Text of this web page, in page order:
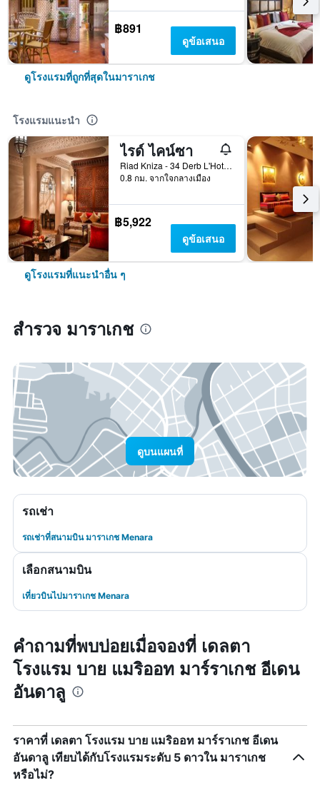
฿891
ดูข้อเสนอ
ดูโรงแรมที่ถูกที่สุดในมาราเกช
โรงแรมแนะนำ
ไรด์ ไคน์ซา
Riad Kniza - 34 Derb L'Hotel, มาราเกช, โมร็อกโก
0.8 กม. จากใจกลางเมือง
฿5,922
ดูข้อเสนอ
ดูโรงแรมที่แนะนำอื่น ๆ
สำรวจ มาราเกช
ดูบนแผนที่
รถเช่า
รถเช่าที่สนามบิน มาราเกช Menara
เลือกสนามบิน
เที่ยวบินไปมาราเกช Menara
คำถามที่พบบ่อยเมื่อจองที่ เดลตา
โรงแรม บาย แมริออท มาร์ราเกช อีเดน
อันดาลู
ราคาที่ เดลตา โรงแรม บาย แมริออท มาร์ราเกช อีเดน
อันดาลู เทียบได้กับโรงแรมระดับ 5 ดาวใน มาราเกช
หรือไม่?